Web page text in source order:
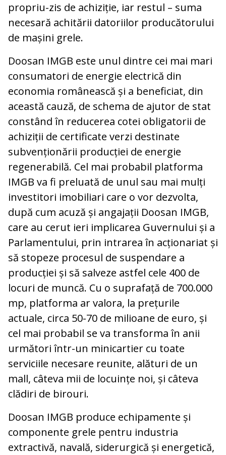
propriu-zis de achiziție, iar restul – suma
necesară achitării datoriilor producătorului
de mașini grele.
Doosan IMGB este unul dintre cei mai mari
consumatori de energie electrică din
economia românească și a beneficiat, din
această cauză, de schema de ajutor de stat
constând în reducerea cotei obligatorii de
achiziții de certificate verzi destinate
subvenționării producției de energie
regenerabilă. Cel mai probabil platforma
IMGB va fi preluată de unul sau mai mulți
investitori imobiliari care o vor dezvolta,
după cum acuză și angajații Doosan IMGB,
care au cerut ieri implicarea Guvernului și a
Parlamentului, prin intrarea în acționariat și
să stopeze procesul de suspendare a
producției și să salveze astfel cele 400 de
locuri de muncă. Cu o suprafață de 700.000
mp, platforma ar valora, la prețurile
actuale, circa 50-70 de milioane de euro, și
cel mai probabil se va transforma în anii
următori într-un minicartier cu toate
serviciile necesare reunite, alături de un
mall, câteva mii de locuințe noi, și câteva
clădiri de birouri.
Doosan IMGB produce echipamente și
componente grele pentru industria
extractivă, navală, siderurgică și energetică,